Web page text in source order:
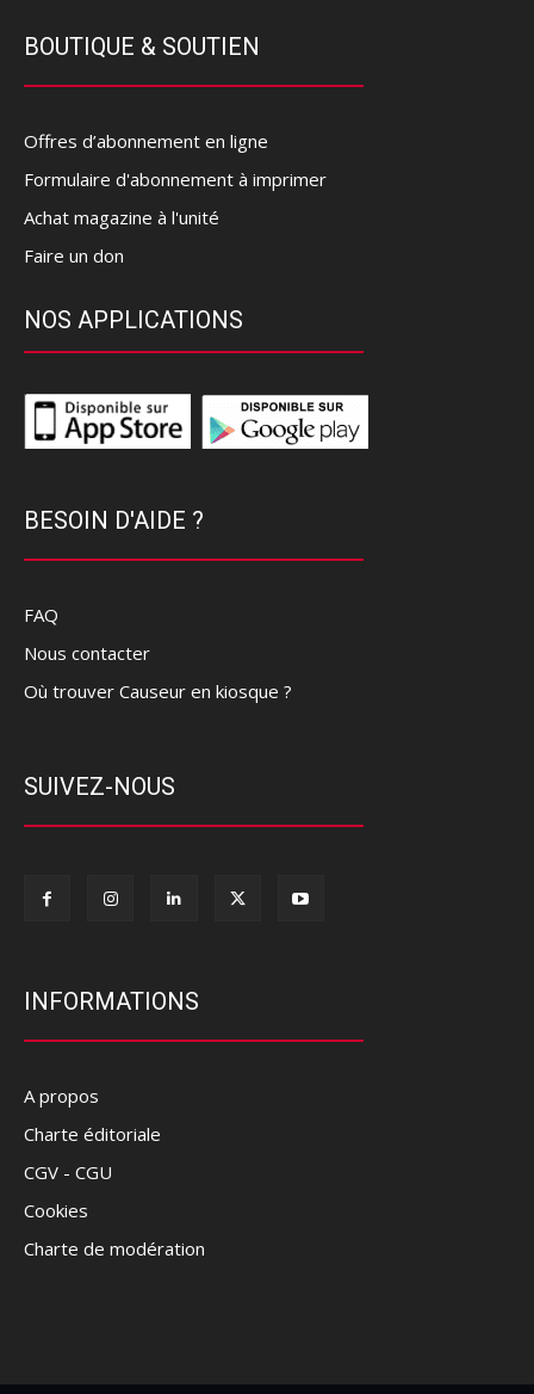
BOUTIQUE & SOUTIEN
Offres d’abonnement en ligne
Formulaire d'abonnement à imprimer
Achat magazine à l'unité
Faire un don
NOS APPLICATIONS
BESOIN D'AIDE ?
FAQ
Nous contacter
Où trouver Causeur en kiosque ?
SUIVEZ-NOUS
INFORMATIONS
A propos
Charte éditoriale
CGV - CGU
Cookies
Charte de modération